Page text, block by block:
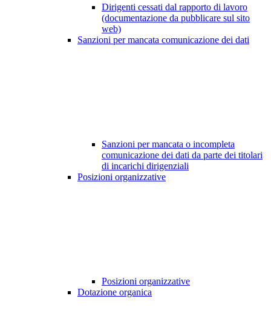
Dirigenti cessati dal rapporto di lavoro
(documentazione da pubblicare sul sito
web)
Sanzioni per mancata comunicazione dei dati
Sanzioni per mancata o incompleta
comunicazione dei dati da parte dei titolari
di incarichi dirigenziali
Posizioni organizzative
Posizioni organizzative
Dotazione organica